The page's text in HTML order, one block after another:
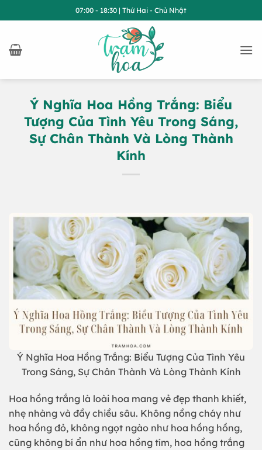
qua
dung
07:00 - 18:30 | Thứ Hai - Chủ Nhật
Ý Nghĩa Hoa Hồng Trắng: Biểu
Tượng Của Tình Yêu Trong Sáng,
Sự Chân Thành Và Lòng Thành
Kính
Ý Nghĩa Hoa Hồng Trắng: Biểu Tượng Của Tình Yêu
Trong Sáng, Sự Chân Thành Và Lòng Thành Kính
Hoa hồng trắng là loài hoa mang vẻ đẹp thanh khiết,
nhẹ nhàng và đầy chiều sâu. Không nồng cháy như
hoa hồng đỏ, không ngọt ngào như hoa hồng hồng,
cũng không bí ẩn như hoa hồng tím, hoa hồng trắng